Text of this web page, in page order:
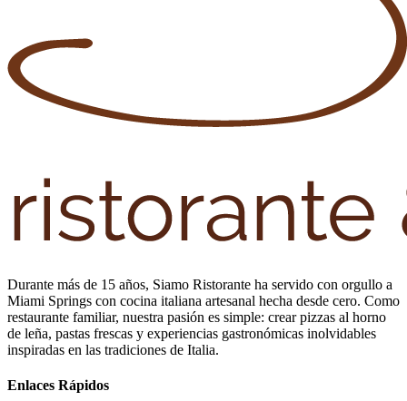
Durante más de 15 años, Siamo Ristorante ha servido con orgullo a
Miami Springs con cocina italiana artesanal hecha desde cero. Como
restaurante familiar, nuestra pasión es simple: crear pizzas al horno
de leña, pastas frescas y experiencias gastronómicas inolvidables
inspiradas en las tradiciones de Italia.
Enlaces Rápidos